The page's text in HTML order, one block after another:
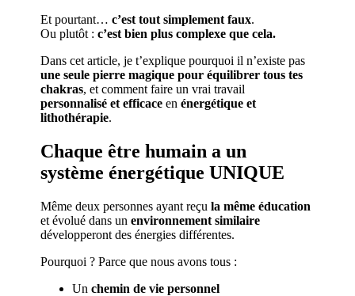
Et pourtant…c’est tout simplement faux.
Ou plutôt :c’est bien plus complexe que cela.
Dans cet article, je t’explique pourquoi il n’existe pas
une seule pierre magique pour équilibrer tous tes
chakras, et comment faire un vrai travail
personnalisé et efficace enénergétique et
lithothérapie.
Chaque être humain a un
système énergétique UNIQUE
Même deux personnes ayant reçula même éducation
et évolué dans unenvironnement similaire
développeront des énergies différentes.
Pourquoi ? Parce que nous avons tous :
Unchemin de vie personnel